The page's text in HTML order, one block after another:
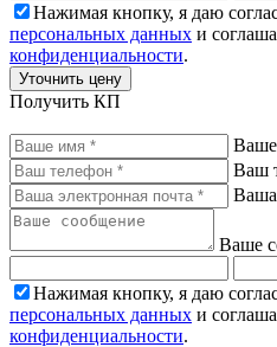
Нажимая кнопку, я даю
персональных данных и
конфиденциальности.
Уточнить цену
Получить КП
Ваш
Ваша
Ваше
Нажимая кнопку, я даю
персональных данных и
конфиденциальности.